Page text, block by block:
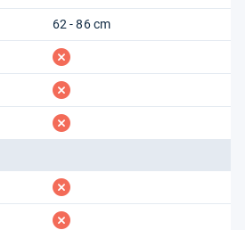
62 - 86 cm
fehlt
fehlt
fehlt
fehlt
fehlt